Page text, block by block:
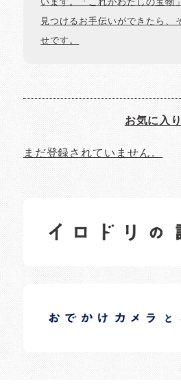
います。「これがわたしの宝物
見つけるお手伝いができたら、
せです。
お気に入り
まだ登録されていません。
日常の様子など随時更新中です。
日常の様子など随時更新中です。